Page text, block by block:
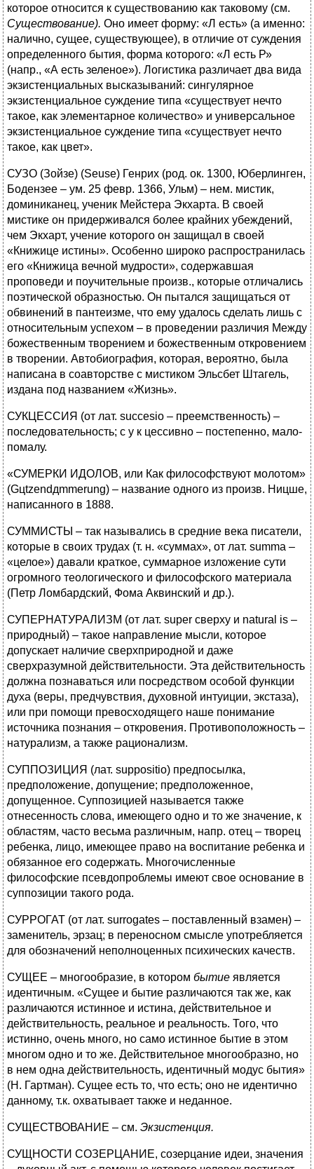
которое относится к существованию как таковому (см.
Существование). Оно имеет форму: «Л есть» (а именно:
налично, сущее, существующее), в отличие от суждения
определенного бытия, форма которого: «Л есть Р»
(напр., «А есть зеленое»). Логистика различает два вида
экзистенциальных высказываний: сингулярное
экзистенциальное суждение типа «существует нечто
такое, как элементарное количество» и универсальное
экзистенциальное суждение типа «существует нечто
такое, как цвет».
СУЗО (Зойзе) (Seuse) Генрих (род. ок. 1300, Юберлинген,
Бодензее – ум. 25 февр. 1366, Ульм) – нем. мистик,
доминиканец, ученик Мейстера Экхарта. В своей
мистике он придерживался более крайних убеждений,
чем Экхарт, учение которого он защищал в своей
«Книжице истины». Особенно широко распространилась
его «Книжица вечной мудрости», содержавшая
проповеди и поучительные произв., которые отличались
поэтической образностью. Он пытался защищаться от
обвинений в пантеизме, что ему удалось сделать лишь с
относительным успехом – в проведении различия Между
божественным творением и божественным откровением
в творении. Автобиография, которая, вероятно, была
написана в соавторстве с мистиком Эльсбет Штагель,
издана под названием «Жизнь».
СУКЦЕССИЯ (от лат. succesio – преемственность) –
последовательность; с у к цессивно – постепенно, мало-
помалу.
«СУМЕРКИ ИДОЛОВ, или Как философствуют молотом»
(Gцtzendдmmerung) – название одного из произв. Ницше,
написанного в 1888.
СУММИСТЫ – так назывались в средние века писатели,
которые в своих трудах (т. н. «суммах», от лат. summa –
«целое») давали краткое, суммарное изложение сути
огромного теологического и философского материала
(Петр Ломбардский, Фома Аквинский и др.).
СУПЕРНАТУРАЛИЗМ (от лат. super сверху и natural is –
природный) – такое направление мысли, которое
допускает наличие сверхприродной и даже
сверхразумной действительности. Эта действительность
должна познаваться или посредством особой функции
духа (веры, предчувствия, духовной интуиции, экстаза),
или при помощи превосходящего наше понимание
источника познания – откровения. Противоположность –
натурализм, а также рационализм.
СУППОЗИЦИЯ (лат. suppositio) предпосылка,
предположение, допущение; предположенное,
допущенное. Суппозицией называется также
отнесенность слова, имеющего одно и то же значение, к
областям, часто весьма различным, напр. отец – творец
ребенка, лицо, имеющее право на воспитание ребенка и
обязанное его содержать. Многочисленные
философские псевдопроблемы имеют свое основание в
суппозиции такого рода.
СУРРОГАТ (от лат. surrogates – поставленный взамен) –
заменитель, эрзац; в переносном смысле употребляется
для обозначений неполноценных психических качеств.
СУЩЕЕ – многообразие, в котором бытие является
идентичным. «Сущее и бытие различаются так же, как
различаются истинное и истина, действительное и
действительность, реальное и реальность. Того, что
истинно, очень много, но само истинное бытие в этом
многом одно и то же. Действительное многообразно, но
в нем одна действительность, идентичный модус бытия»
(Н. Гартман). Сущее есть то, что есть; оно не идентично
данному, т.к. охватывает также и неданное.
СУЩЕСТВОВАНИЕ – см. Экзистенция.
СУЩНОСТИ СОЗЕРЦАНИЕ, созерцание идеи, значения